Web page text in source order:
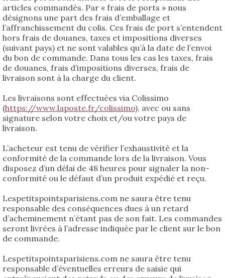
articles commandés. Par « frais de ports » nous
désignons une part des frais d’emballage et
l’affranchissement du colis. Ces frais de port s’entendent
hors frais de douanes, taxes et impositions diverses
(suivant pays) et ne sont valables qu’à la date de l’envoi
du bon de commande. Dans tous les cas les taxes, frais
de douanes, frais d’impositions diverses, frais de
livraison sont à la charge du client.
Les livraisons sont effectuées via Colissimo
(https://www.laposte.fr/colissimo), avec ou sans
signature selon votre choix et/ou votre pays de
livraison.
L’acheteur est tenu de vérifier l’exhaustivité et la
conformité de la commande lors de la livraison. Vous
disposez d’un délai de 48 heures pour signaler la non-
conformité ou le défaut d’un produit expédié et reçu.
Lespetitspointsparisiens.com ne saura être tenu
responsable des conséquences dues à un retard
d’acheminement n’étant pas de son fait. Les commandes
seront livrées à l’adresse indiquée par le client sur le bon
de commande.
Lespetitspointsparisiens.com ne saura être tenu
responsable d’éventuelles erreurs de saisie qui